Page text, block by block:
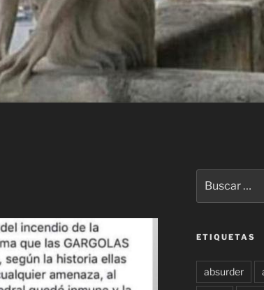
por:
ETIQUETAS
absurder